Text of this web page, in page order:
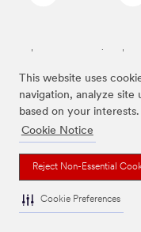
This website uses
navigation, analyze site
based on your interests.
Cookie Notice
Reject Non-Essential
Cookie Preferences
Las marcas mencionadas